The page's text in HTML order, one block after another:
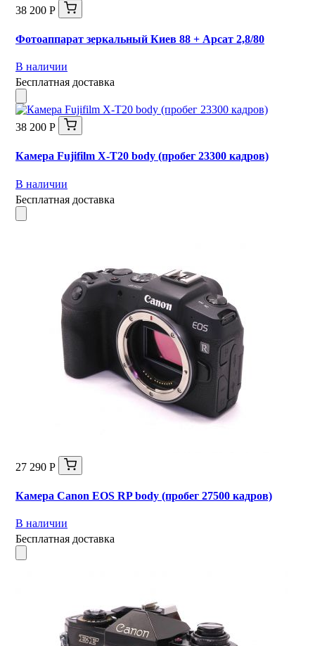
38 200 Р
Фотоаппарат зеркальный Киев 88 + Арсат 2,8/80
В наличии
Бесплатная доставка
38 200 Р
Камера Fujifilm X-T20 body (пробег 23300 кадров)
В наличии
Бесплатная доставка
27 290 Р
Камера Canon EOS RP body (пробег 27500 кадров)
В наличии
Бесплатная доставка